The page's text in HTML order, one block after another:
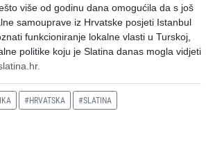
više od godinu dana omogućila da s još
samouprave iz Hrvatske posjeti Istanbul
funkcioniranje lokalne vlasti u Turskoj,
politike koju je Slatina danas mogla vidjeti
#HRVATSKA #SLATINA